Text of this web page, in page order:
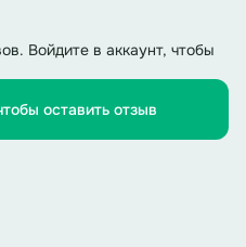
Войдите в аккаунт, чтобы
оставить отзыв